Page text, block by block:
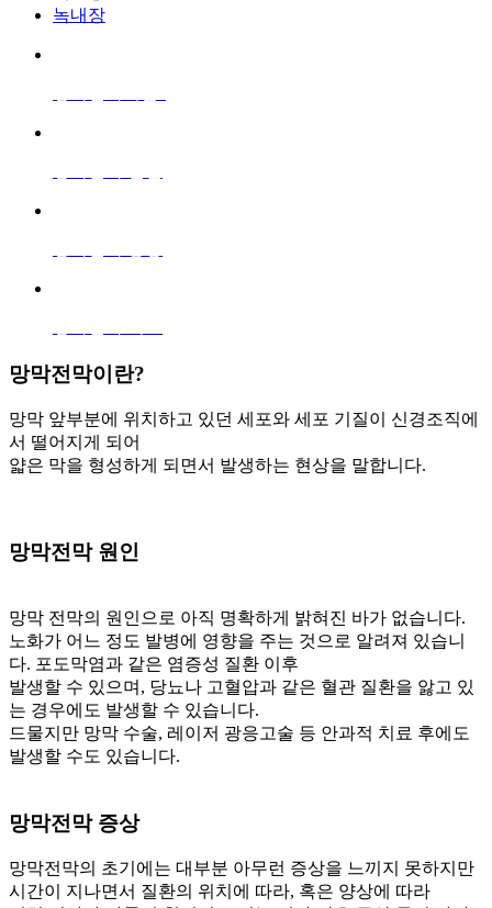
녹내장
망막전막이란?
망막 앞부분에 위치하고 있던 세포와 세포 기질이 신경조직에
서 떨어지게 되어
얇은 막을 형성하게 되면서 발생하는 현상을 말합니다.
망막전막원인
망막 전막의 원인으로 아직 명확하게 밝혀진 바가 없습니다.
노화가 어느 정도 발병에 영향을 주는 것으로 알려져 있습니
다. 포도막염과 같은 염증성 질환 이후
발생할 수 있으며, 당뇨나 고혈압과 같은 혈관 질환을 앓고 있
는 경우에도 발생할 수 있습니다.
드물지만 망막 수술, 레이저 광응고술 등 안과적 치료 후에도
발생할 수도 있습니다.
망막전막 증상
망막전막의 초기에는 대부분 아무런 증상을 느끼지 못하지만
시간이 지나면서 질환의 위치에 따라, 혹은 양상에 따라